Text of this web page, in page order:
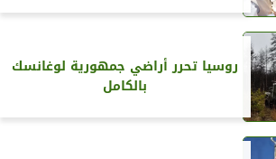
روسيا تحرر أراضي جمهورية لوغانسك
بالكامل